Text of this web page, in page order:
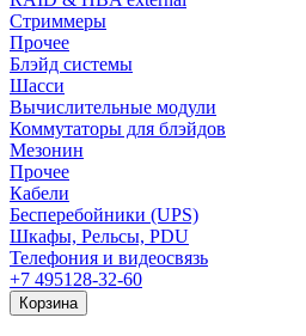
Стриммеры
Прочее
Блэйд системы
Шасси
Вычислительные модули
Коммутаторы для блэйдов
Мезонин
Прочее
Кабели
Бесперебойники (UPS)
Шкафы, Рельсы, PDU
Телефония и видеосвязь
+7 495128-32-60
Корзина